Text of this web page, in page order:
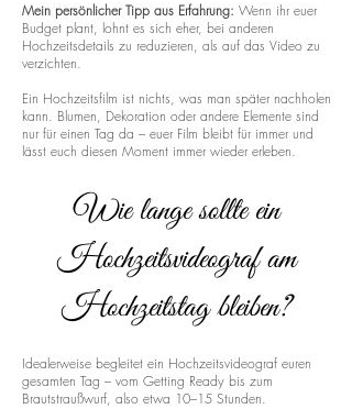
Mein persönlicher Tipp aus Erfahrung: Wenn ihr euer
Budget plant, lohnt es sich eher, bei anderen
Hochzeitsdetails zu reduzieren, als auf das Video zu
verzichten.
Ein Hochzeitsfilm ist nichts, was man später nachholen
kann. Blumen, Dekoration oder andere Elemente sind
nur für einen Tag da – euer Film bleibt für immer und
lässt euch diesen Moment immer wieder erleben.
Wie lange sollte ein
Hochzeitsvideograf am
Hochzeitstag bleiben?
Idealerweise begleitet ein Hochzeitsvideograf euren
gesamten Tag – vom Getting Ready bis zum
Brautstraußwurf, also etwa 10–15 Stunden.